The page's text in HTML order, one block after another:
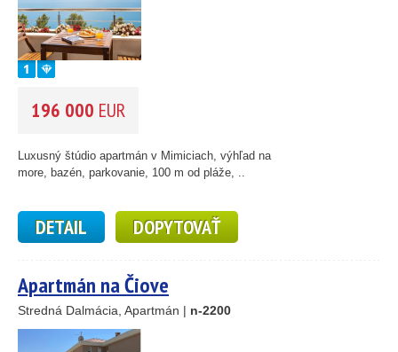
196 000 EUR
Luxusný štúdio apartmán v Mimiciach, výhľad na
more, bazén, parkovanie, 100 m od pláže, ..
DETAIL DOPYTOVAŤ
Apartmán na Čiove
Stredná Dalmácia, Apartmán | n-2200